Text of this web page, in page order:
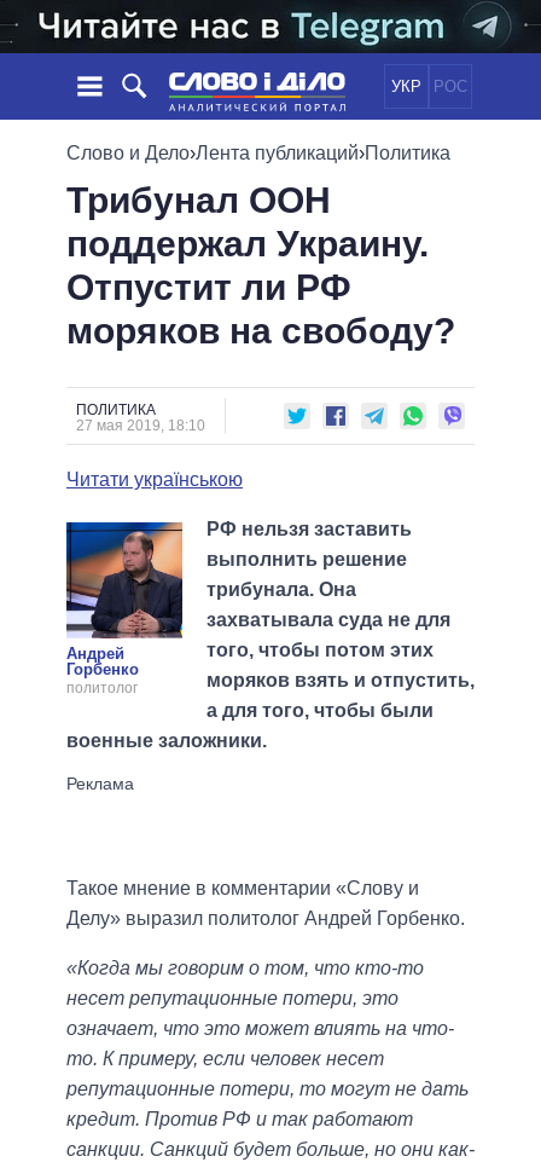
УКР РОС
НОВОСТИ
ЛЕНТА
СОБЫТИЯ
СТАТЬИ
МНЕНИЯ
ОБЗОРЫ
ДАЙДЖЕСТЫ
ПОЛИТИКА
ЭКОНОМИКА
ОБЩЕСТВО
ОБЕЩАНИЯ
ПОЛИТИКИ
ВСЕ ПОЛИТИКИ
ПРЕЗИДЕНТ И ОФИС
ВЕРХОВНАЯ РАДА
КАБИНЕТ МИНИСТРОВ
МЭРЫ
ВСЕ ПЕРСОНЫ
ПОДДЕРЖАТЬ
СРАВНЕНИЕ ПОЛИТИКОВ
Слово и Дело›Лента публикаций›Политика
Трибунал ООН
поддержал Украину.
Отпустит ли РФ
моряков на свободу?
ПОЛИТИКА
27 мая 2019, 18:10
Читати українською
Андрей
Горбенко
политолог
РФ нельзя заставить
выполнить решение
трибунала. Она
захватывала суда не для
того, чтобы потом этих
моряков взять и отпустить,
а для того, чтобы были
военные заложники.
Такое мнение в комментарии «Слову и
Делу» выразил политолог Андрей Горбенко.
«Когда мы говорим о том, что кто-то
несет репутационные потери, это
означает, что это может влиять на что-
то. К примеру, если человек несет
репутационные потери, то могут не дать
кредит. Против РФ и так работают
санкции. Санкций будет больше, но они как-